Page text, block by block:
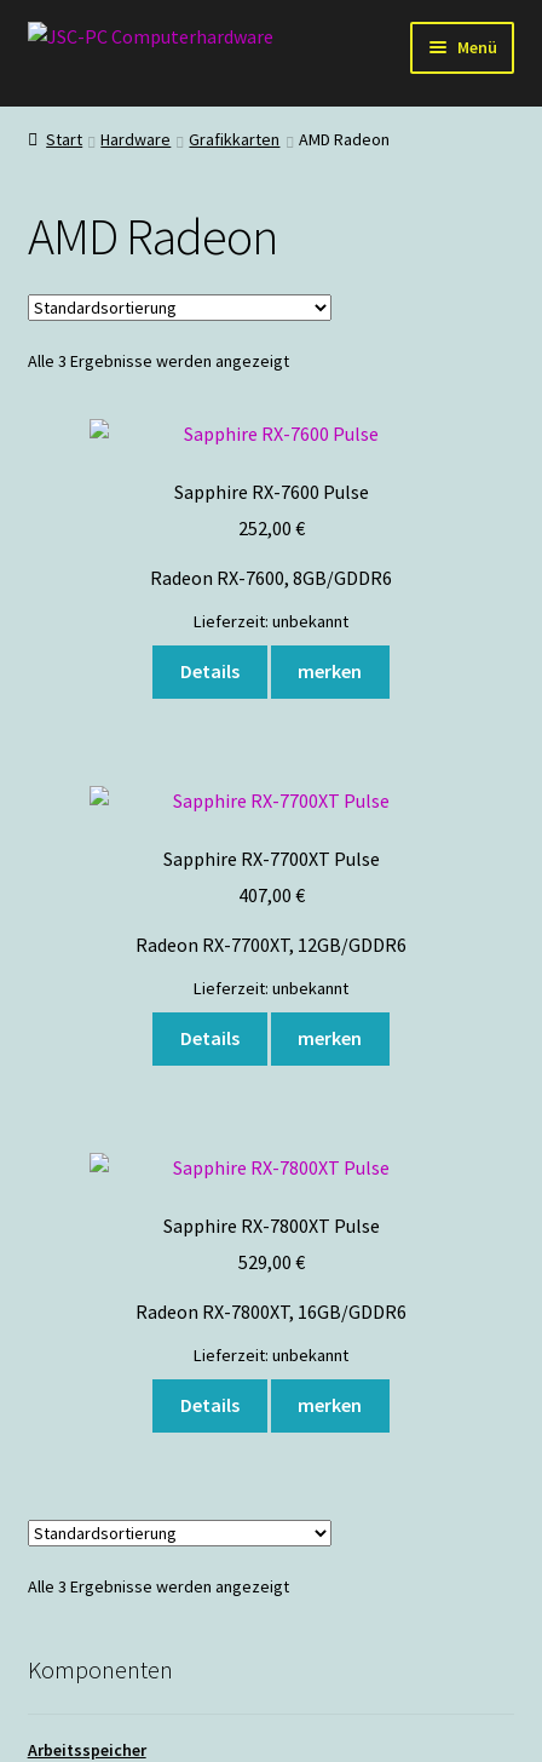
Zur
Zum
Menü
Hardware
Staubschutz
Outlet
Start Hardware Grafikkarten AMD Radeon
AMD Radeon
Alle 3 Ergebnisse werden angezeigt
Sapphire RX-7600 Pulse
252,00 €
Radeon RX-7600, 8GB/GDDR6
Lieferzeit: unbekannt
Details merken
Sapphire RX-7700XT Pulse
407,00 €
Radeon RX-7700XT, 12GB/GDDR6
Lieferzeit: unbekannt
Details merken
Sapphire RX-7800XT Pulse
529,00 €
Radeon RX-7800XT, 16GB/GDDR6
Lieferzeit: unbekannt
Details merken
Alle 3 Ergebnisse werden angezeigt
Komponenten
Arbeitsspeicher